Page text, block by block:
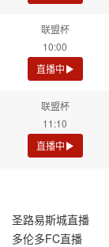
联盟杯
10:00
直播中
联盟杯
11:10
直播中
圣路易斯城直播
多伦多FC直播